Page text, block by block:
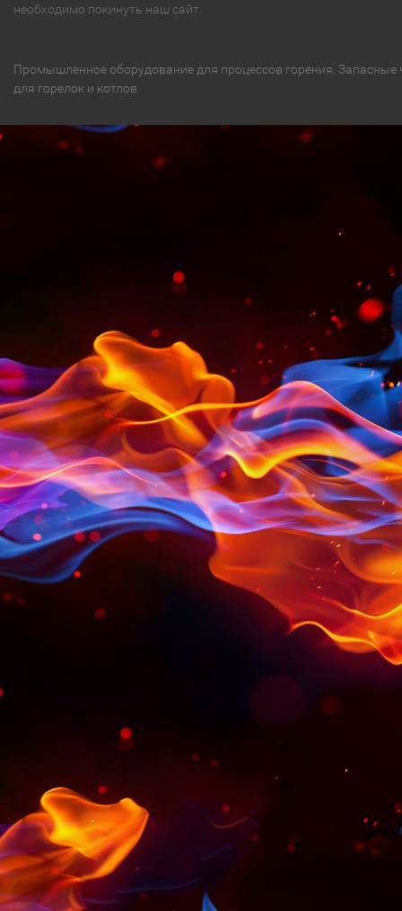
необходимо покинуть наш сайт.
Промышленное оборудование для процессов горения. Запасные
для горелок и котлов